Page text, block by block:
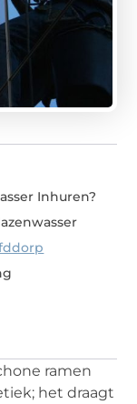
Inhuren?
ramen
het draagt